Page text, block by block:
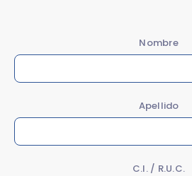
Nombre
Apellido
C.I. / R.U.C.